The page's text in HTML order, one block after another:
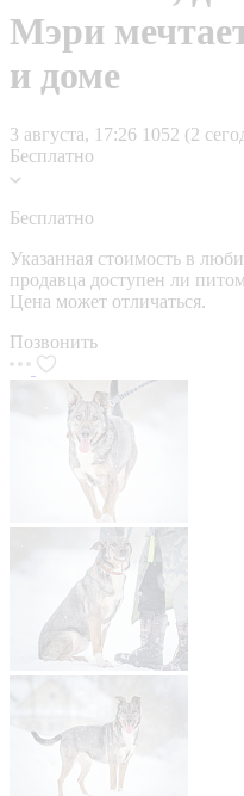
Мэри
и доме
3 августа, 17:26 1052 (2
Бесплатно
Бесплатно
Указанная стоимость в
продавца доступен ли
Цена может отличаться.
Позвонить